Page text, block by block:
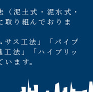
泥土式・泥水式・
取り組んでおりま
サス工法」「パイプ
法」「ハイブリッ
ます。